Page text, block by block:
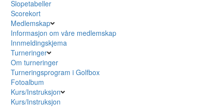
Slopetabeller
Scorekort
Medlemskap
Informasjon om våre medlemskap
Innmeldingskjema
Turneringer
Om turneringer
Turneringsprogram i Golfbox
Fotoalbum
Kurs/Instruksjon
Kurs/Instruksjon